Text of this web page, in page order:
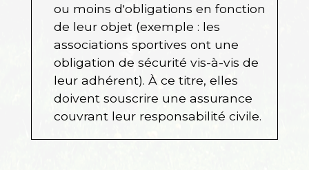
ou moins d'obligations en fonction
de leur objet (exemple : les
associations sportives ont une
obligation de sécurité vis-à-vis de
leur adhérent). À ce titre, elles
doivent souscrire une assurance
couvrant leur responsabilité civile.